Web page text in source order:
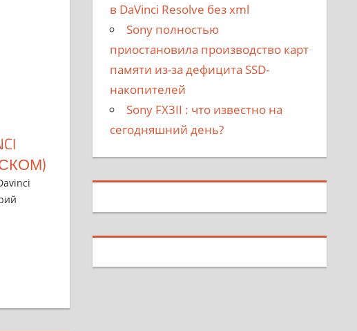
в DaVinci Resolve без xml
Sony полностью
приостановила производство карт
памяти из-за дефицита SSD-
накопителей
Sony FX3II : что известно на
сегодняшний день?